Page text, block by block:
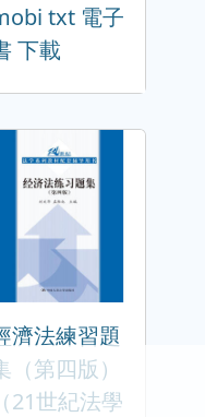
txt 電子
下載
濟法練習題
（第四版）
（21世紀法學